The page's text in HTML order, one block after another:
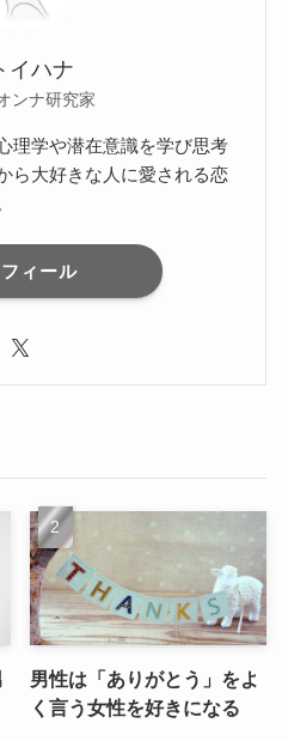
イハナ
ンナ研究家
理学や潜在意識を学び思考
ら大好きな人に愛される恋
ィール
男性は「ありがとう」をよ
く言う女性を好きになる